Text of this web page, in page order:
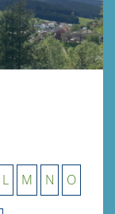
L M N O